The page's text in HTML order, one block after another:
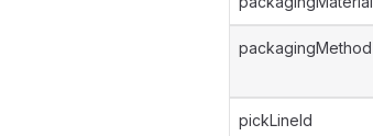
packagingMethod
pickLineId